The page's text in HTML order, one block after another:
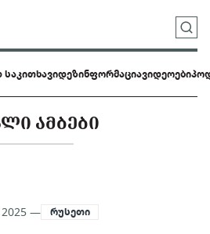
დეზინფორმაციავიდეოები
ᲐᲛᲑᲔᲑᲘ
2025 — რუსეთი